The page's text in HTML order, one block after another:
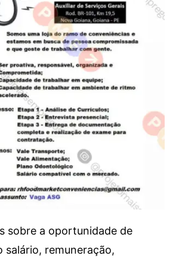
sobre a oportunidade de
salário, remuneração,